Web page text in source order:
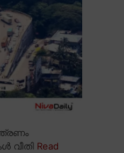
വീതി Read